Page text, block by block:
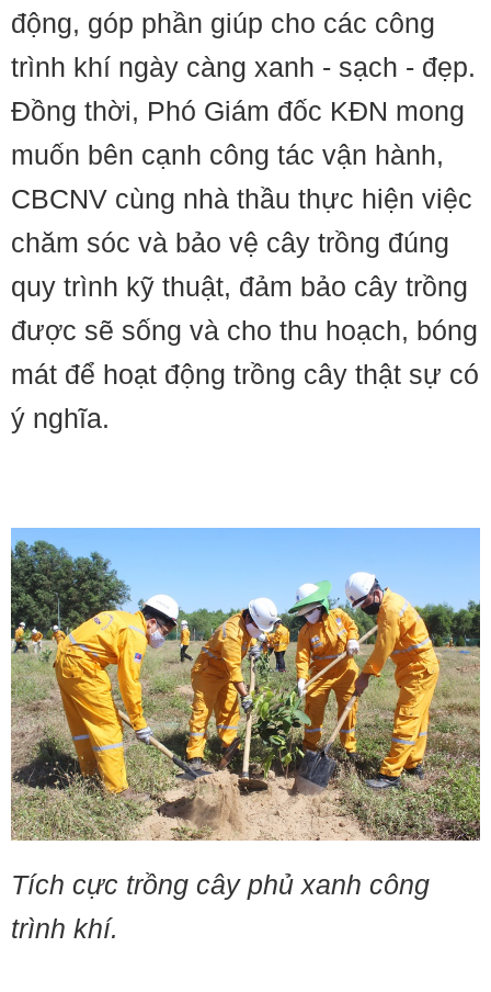
động, góp phần giúp cho các công
trình khí ngày càng xanh - sạch - đẹp.
Đồng thời, Phó Giám đốc KĐN mong
muốn bên cạnh công tác vận hành,
CBCNV cùng nhà thầu thực hiện việc
chăm sóc và bảo vệ cây trồng đúng
quy trình kỹ thuật, đảm bảo cây trồng
được sẽ sống và cho thu hoạch, bóng
mát để hoạt động trồng cây thật sự có
ý nghĩa.
Tích cực trồng cây phủ xanh công
trình khí.